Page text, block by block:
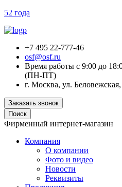
52 года
+7 495 22-777-46
osf@osf.ru
Время работы с 9:00 до
(ПН-ПТ)
г. Москва, ул.
Заказать звонок
Поиск
Фирменный интернет-магазин
Компания
О компании
Фото и видео
Новости
Реквизиты